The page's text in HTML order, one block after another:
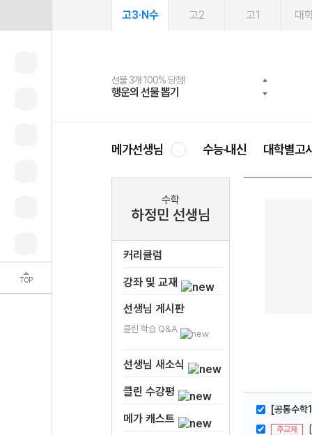
TOP
고3·N수 고2 고1 대
선물 3개 100% 당첨!
행운의 선물 뽑기
선물 100% 증정!
메가스터디 X 올리브
여름방학 스터디 캐시백
메가런 썸머스쿨
2027 러셀 단과
강사 공개선발
스마트러닝앱
설문 EVENT
메가패스
3일 무료 체험권
메가패스 수강생 무료혜택!
메가클럽 멤버십
사회공헌 캠페인
희망이룸 메가나눔
메가선생님 수능·내신 대학별고
수학
하정민 선생님
커리큘럼
강좌 및 교재
선생님 게시판
클린 학습 Q&A
선생님 새소식
클린 수강평
메가 캐스트
[공통수학
주교재